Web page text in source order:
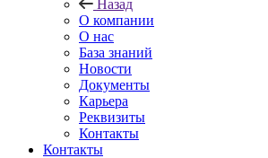
Назад
О компании
О нас
База знаний
Новости
Документы
Карьера
Реквизиты
Контакты
Контакты